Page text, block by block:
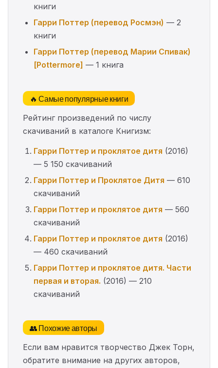
книги
Гарри Поттер (перевод Росмэн) — 2
книги
Гарри Поттер (перевод Марии Спивак)
[Pottermore] — 1 книга
🔥 Самые популярные книги
Рейтинг произведений по числу
скачиваний в каталоге Книгизм:
Гарри Поттер и проклятое дитя (2016)
— 5 150 скачиваний
Гарри Поттер и Проклятое Дитя — 610
скачиваний
Гарри Поттер и проклятое дитя — 560
скачиваний
Гарри Поттер и проклятое дитя (2016)
— 460 скачиваний
Гарри Поттер и проклятое дитя. Части
первая и вторая. (2016) — 210
скачиваний
👥 Похожие авторы
Если вам нравится творчество Джек Торн,
обратите внимание на других авторов,